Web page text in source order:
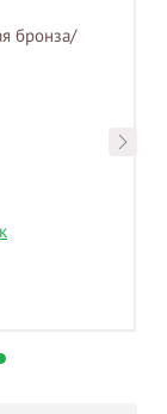
бронза/